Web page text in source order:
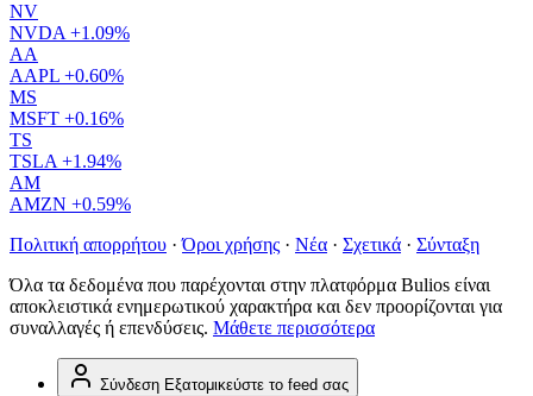
NV
NVDA +1.09%
AA
AAPL +0.60%
MS
MSFT +0.16%
TS
TSLA +1.94%
AM
AMZN +0.59%
Πολιτική απορρήτου · Όροι χρήσης · Νέα · Σχετικά · Σύνταξη
Όλα τα δεδομένα που παρέχονται στην πλατφόρμα Bulios είναι
αποκλειστικά ενημερωτικού χαρακτήρα και δεν προορίζονται για
συναλλαγές ή επενδύσεις. Μάθετε περισσότερα
Σύνδεση Εξατομικεύστε το feed σας